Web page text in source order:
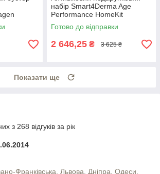
набір Smart4Derma Age
Performance HomeKit
Готово до відправки
2 646,25 ₴ 3 625 ₴
Показати ще
з 268 відгуків за рік
Франківська, Львова, Дніпра, Одеси,